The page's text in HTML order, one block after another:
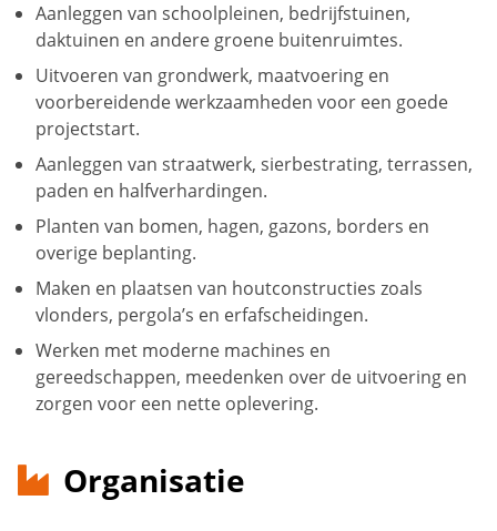
Aanleggen van schoolpleinen, bedrijfstuinen,
daktuinen en andere groene buitenruimtes.
Uitvoeren van grondwerk, maatvoering en
voorbereidende werkzaamheden voor een goede
projectstart.
Aanleggen van straatwerk, sierbestrating, terrassen,
paden en halfverhardingen.
Planten van bomen, hagen, gazons, borders en
overige beplanting.
Maken en plaatsen van houtconstructies zoals
vlonders, pergola’s en erfafscheidingen.
Werken met moderne machines en
gereedschappen, meedenken over de uitvoering en
zorgen voor een nette oplevering.
Organisatie